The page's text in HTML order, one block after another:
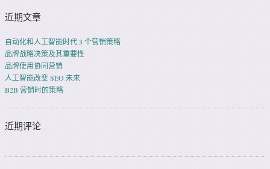
近期文章
自动化和人工智能时代 3 个营销策略
品牌战略决策及其重要性
品牌使用协同营销
人工智能改变 SEO 未来
B2B 营销时的策略
近期评论